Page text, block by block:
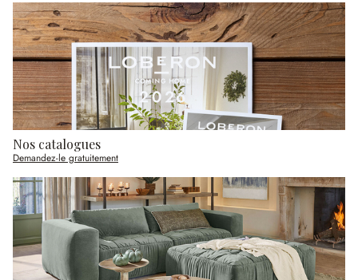
Nos catalogues
Demandez-le gratuitement